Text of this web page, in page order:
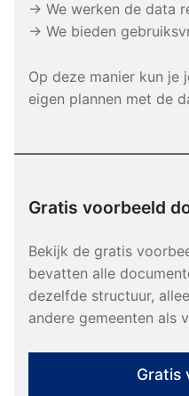
→ We werken de data
→ We bieden
Op deze manier kun je
eigen plannen met de
Gratis voorbeeld
Bekijk de gratis
bevatten alle
dezelfde structuur,
andere gemeenten als
Gratis